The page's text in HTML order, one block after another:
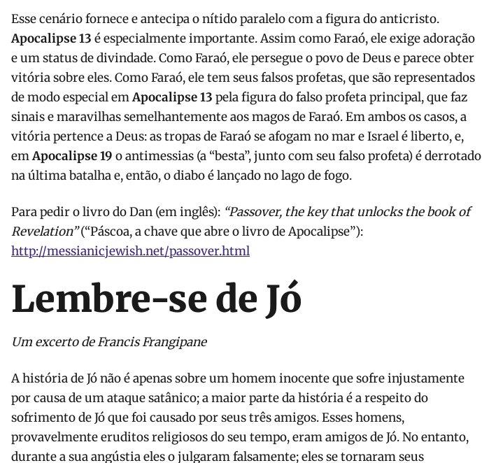
Esse cenário fornece e antecipa o nítido paralelo com a figura do anticristo.
Apocalipse 13 é especialmente importante. Assim como Faraó, ele exige adoração
e um status de divindade. Como Faraó, ele persegue o povo de Deus e parece obter
vitória sobre eles. Como Faraó, ele tem seus falsos profetas, que são representados
de modo especial emApocalipse 13 pela figura do falso profeta principal, que faz
sinais e maravilhas semelhantemente aos magos de Faraó. Em ambos os casos, a
vitória pertence a Deus: as tropas de Faraó se afogam no mar e Israel é liberto, e,
emApocalipse 19 o antimessias (a “besta”, junto com seu falso profeta) é derrotado
na última batalha e, então, o diabo é lançado no lago de fogo.
Para pedir o livro do Dan (em inglês): “Passover, the key that unlocks the book of
Revelation”(“Páscoa, a chave que abre o livro de Apocalipse”):
http://messianicjewish.net/passover.html
Lembre-se de Jó
Um excerto de Francis Frangipane
A história de Jó não é apenas sobre um homem inocente que sofre injustamente
por causa de um ataque satânico; a maior parte da história é a respeito do
sofrimento de Jó que foi causado por seus três amigos. Esses homens,
provavelmente eruditos religiosos do seu tempo, eram amigos de Jó. No entanto,
durante a sua angústia eles o julgaram falsamente; eles se tornaram seus